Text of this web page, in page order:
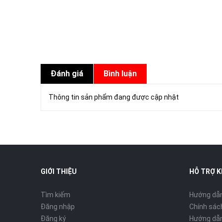
Đánh giá Bình luận
Thông tin sản phẩm đang được cập nhật
GIỚI THIỆU
Tìm kiếm
Đăng nhập
Đăng ký
HỖ TRỢ
Hướng
Chính
Hướng